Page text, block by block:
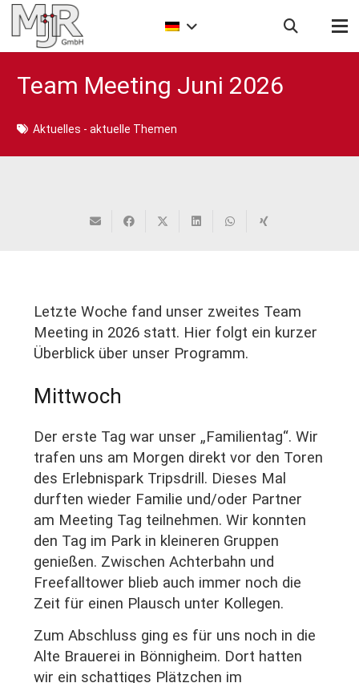
Team Meeting Juni 2026
Aktuelles - aktuelle Themen
Letzte Woche fand unser zweites Team
Meeting in 2026 statt. Hier folgt ein kurzer
Überblick über unser Programm.
Mittwoch
Der erste Tag war unser „Familientag“. Wir
trafen uns am Morgen direkt vor den Toren
des Erlebnispark Tripsdrill. Dieses Mal
durften wieder Familie und/oder Partner
am Meeting Tag teilnehmen. Wir konnten
den Tag im Park in kleineren Gruppen
genießen. Zwischen Achterbahn und
Freefalltower blieb auch immer noch die
Zeit für einen Plausch unter Kollegen.
Zum Abschluss ging es für uns noch in die
Alte Brauerei in Bönnigheim. Dort hatten
wir ein schattiges Plätzchen im